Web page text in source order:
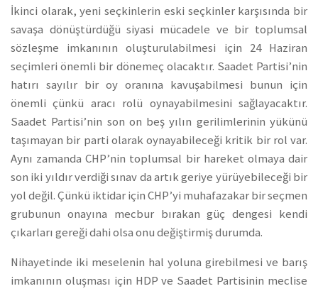
İkinci olarak, yeni seçkinlerin eski seçkinler karşısında bir
savaşa dönüştürdüğü siyasi mücadele ve bir toplumsal
sözleşme imkanının oluşturulabilmesi için 24 Haziran
seçimleri önemli bir dönemeç olacaktır. Saadet Partisi’nin
hatırı sayılır bir oy oranına kavuşabilmesi bunun için
önemli çünkü aracı rolü oynayabilmesini sağlayacaktır.
Saadet Partisi’nin son on beş yılın gerilimlerinin yükünü
taşımayan bir parti olarak oynayabileceği kritik bir rol var.
Aynı zamanda CHP’nin toplumsal bir hareket olmaya dair
son iki yıldır verdiği sınav da artık geriye yürüyebileceği bir
yol değil. Çünkü iktidar için CHP’yi muhafazakar bir seçmen
grubunun onayına mecbur bırakan güç dengesi kendi
çıkarları gereği dahi olsa onu değiştirmiş durumda.
Nihayetinde iki meselenin hal yoluna girebilmesi ve barış
imkanının oluşması için HDP ve Saadet Partisinin meclise